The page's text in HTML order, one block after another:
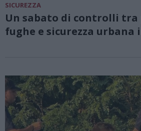
SICUREZZA
Un sabato di controlli
fughe e sicurezza urbana